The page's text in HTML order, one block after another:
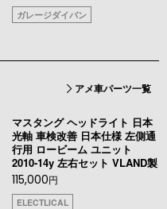
ガレージダイバン
アメ車パーツ一覧
マスタング ヘッドライト 日本
光軸 車検改善 日本仕様 左側通
行用 ロービーム ユニット
2010-14y 左右セット VLAND製
115,000円
ELECTLICAL